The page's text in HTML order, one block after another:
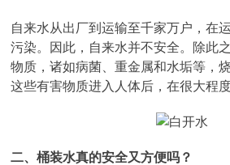
自来水从出厂到运输至千家万户，在
污染。因此，自来水并不安全。除此
物质，诸如病菌、重金属和水垢等，
这些有害物质进入人体后，在很大程
二、桶装水真的安全又方便吗？